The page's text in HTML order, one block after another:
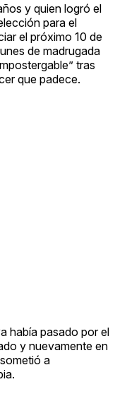
y quien logró el
para el
el próximo 10 de
de madrugada
tras
que padece.
había pasado por el
y nuevamente en
a